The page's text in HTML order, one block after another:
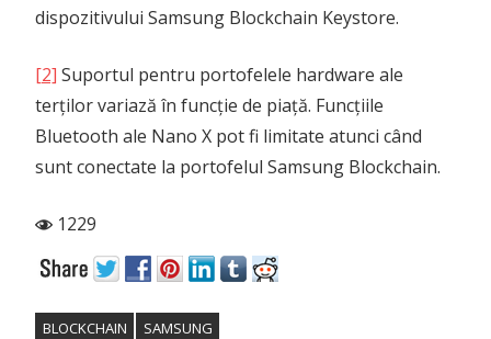
dispozitivului Samsung Blockchain Keystore.
[2] Suportul pentru portofelele hardware ale
terților variază în funcție de piață. Funcțiile
Bluetooth ale Nano X pot fi limitate atunci când
sunt conectate la portofelul Samsung Blockchain.
1229
BLOCKCHAIN SAMSUNG